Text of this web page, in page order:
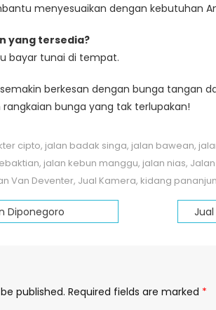
menyesuaikan dengan kebutuhan
yang tersedia?
bayar tunai di tempat.
berkesan dengan bunga tangan
bunga yang tak terlupakan!
cipto, jalan badak singa, jalan bawean,
, jalan kebun manggu, jalan nias,
Van Deventer, Jual Kamera, kidang
Diponegoro
published. Required fields are marked *